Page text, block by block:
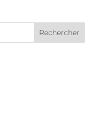
Rechercher